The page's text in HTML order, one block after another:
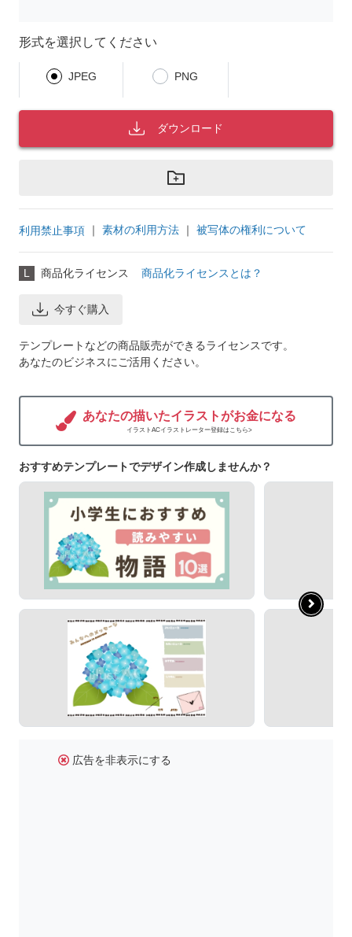
形式を選択してください
JPEG PNG
ダウンロード
利用禁止事項 ｜ 素材の利用方法 ｜ 被写体の権利について
L 商品化ライセンス 商品化ライセンスとは？
今すぐ購入
テンプレートなどの商品販売ができるライセンスです。
あなたのビジネスにご活用ください。
あなたの描いたイラストがお金になる
イラストACイラストレーター登録はこちら>
おすすめテンプレートでデザイン作成しませんか？
広告を非表示にする